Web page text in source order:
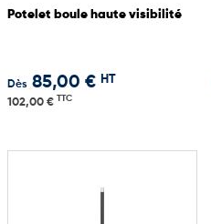
Potelet boule haute visibilité
Dès 85,00 € HT
102,00 € TTC